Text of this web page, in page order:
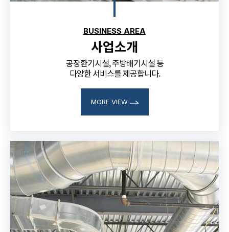
BUSINESS AREA
사업소개
공장환기시설, 주방배기시설 등
다양한 서비스를 제공합니다.
MORE VIEW